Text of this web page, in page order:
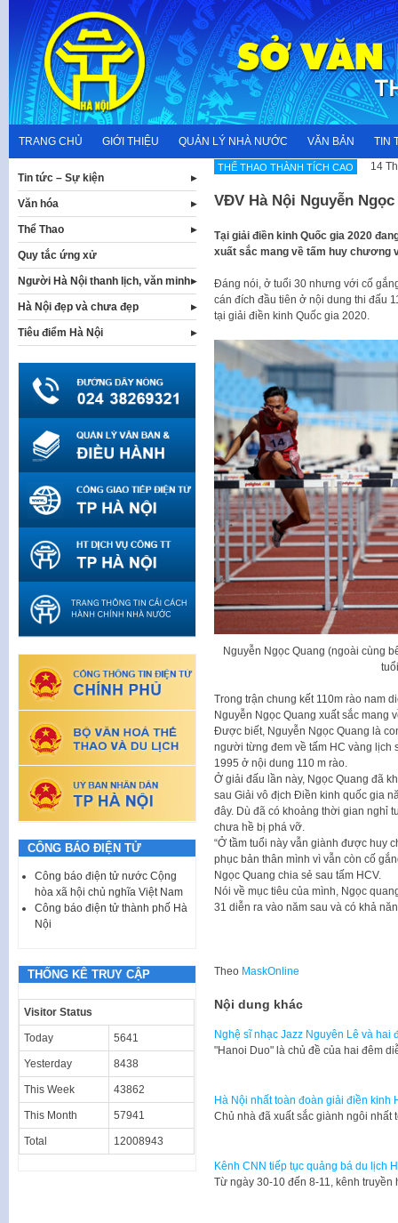
content
TRANG CHỦ GIỚI THIỆU QUẢN LÝ NHÀ NƯỚC VĂN BẢN TIN
THẾ THAO THÀNH TÍCH CAO 14
VĐV Hà Nội Nguyễn
Tại giải điền kinh Quốc gia 2020
xuất sắc mang về tấm huy chương
Đáng nói, ở tuổi 30 nhưng với cố
cán đích đầu tiên ở nội dung thi đấu
tại giải điền kinh Quốc gia 2020.
Nguyễn Ngọc Quang (ngoài cùng
Trong trận chung kết 110m rào nam
Nguyễn Ngọc Quang xuất sắc mang
Được biết, Nguyễn Ngọc Quang là
người từng đem về tấm HC vàng lịch
1995 ở nội dung 110 m rào.
Ở giải đấu lần này, Ngọc Quang đã
sau Giải vô địch Điền kinh quốc gia
đây. Dù đã có khoảng thời gian nghỉ
chưa hề bị phá vỡ.
“Ở tầm tuổi này vẫn giành được huy
phục bản thân mình vì vẫn còn cố
Ngọc Quang chia sẻ sau tấm HCV.
Nói về mục tiêu của mình, Ngọc
31 diễn ra vào năm sau và có khả
Theo MaskOnline
Nội dung khác
Nghệ sĩ nhạc Jazz Nguyên Lê và hai
"Hanoi Duo" là chủ đề của hai đêm
Hà Nội nhất toàn đoàn giải điền kinh
Chủ nhà đã xuất sắc giành ngôi
Kênh CNN tiếp tục quảng bá du lịch
Từ ngày 30-10 đến 8-11, kênh
Tin tức – Sự kiện
Văn hóa
Thể Thao
Quy tắc ứng xử
Người Hà Nội thanh lịch, văn minh
Hà Nội đẹp và chưa đẹp
Tiêu điểm Hà Nội
CÔNG BÁO ĐIỆN TỬ
Công báo điện tử nước Cộng
hòa xã hội chủ nghĩa Việt Nam
Công báo điện tử thành phố Hà
Nội
THỐNG KÊ TRUY CẬP
Visitor Status
Today 5641
Yesterday 8438
This Week 43862
This Month 57941
Total 12008943